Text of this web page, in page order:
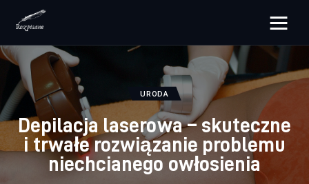
rozpisane.pl
Lifestyle
Zdrowie
Uroda
URODA
Depilacja laserowa – skuteczne
i trwałe rozwiązanie problemu
niechcianego owłosienia